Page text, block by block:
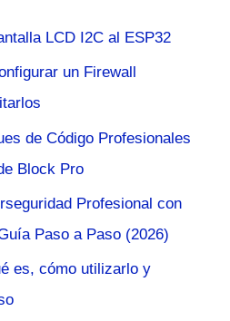
LCD I2C al ESP32
un Firewall
de Código Profesionales
Block Pro
Profesional con
Paso a Paso (2026)
es, cómo utilizarlo y